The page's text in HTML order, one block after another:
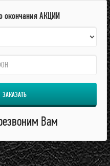
окончания АКЦИИ
ЗАКАЗАТЬ
Вам